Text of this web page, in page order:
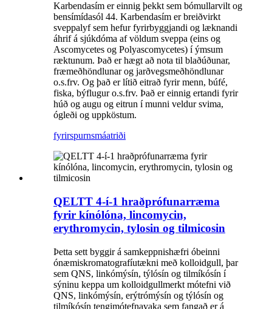
Karbendasím er einnig þekkt sem bómullarvilt og
bensímídasól 44. Karbendasím er breiðvirkt
sveppalyf sem hefur fyrirbyggjandi og læknandi
áhrif á sjúkdóma af völdum sveppa (eins og
Ascomycetes og Polyascomycetes) í ýmsum
ræktunum. Það er hægt að nota til blaðúðunar,
fræmeðhöndlunar og jarðvegsmeðhöndlunar
o.s.frv. Og það er lítið eitrað fyrir menn, búfé,
fiska, býflugur o.s.frv. Það er einnig ertandi fyrir
húð og augu og eitrun í munni veldur svima,
ógleði og uppköstum.
fyrirspurnsmáatriði
QELTT 4-í-1 hraðprófunarræma
fyrir kínólóna, lincomycin,
erythromycin, tylosin og tilmicosin
Þetta sett byggir á samkeppnishæfri óbeinni
ónæmiskromatografíutækni með kolloidgull, þar
sem QNS, linkómýsín, týlósín og tilmíkósín í
sýninu keppa um kolloidgullmerkt mótefni við
QNS, linkómýsín, erýtrómýsín og týlósín og
tilmíkósín tengimótefnavaka sem fangað er á